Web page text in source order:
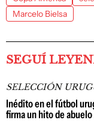
Marcelo Bielsa
SEGUÍ
SELECCIÓN
Inédito en el fútbol
firma un hito de